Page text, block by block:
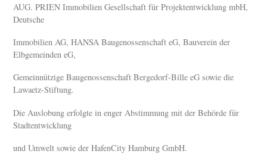
AUG. PRIEN Immobilien Gesellschaft für Projektentwicklung mbH,
Deutsche
Immobilien AG, HANSA Baugenossenschaft eG, Bauverein der
Elbgemeinden eG,
Gemeinnützige Baugenossenschaft Bergedorf-Bille eG sowie die
Lawaetz-Stiftung.
Die Auslobung erfolgte in enger Abstimmung mit der Behörde für
Stadtentwicklung
und Umwelt sowie der HafenCity Hamburg GmbH.